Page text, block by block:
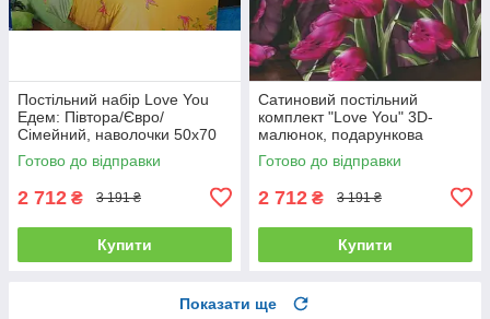
Постільний набір Love You
Едем: Півтора/Євро/
Сімейний, наволочки 50x70
полуторний
Готово до відправки
2 712 ₴ 3 191 ₴
Купити
Сатиновий постільний
комплект "Love You" 3D-
малюнок, подарункова
упаковка полуторний
Готово до відправки
2 712 ₴ 3 191 ₴
Купити
Показати ще